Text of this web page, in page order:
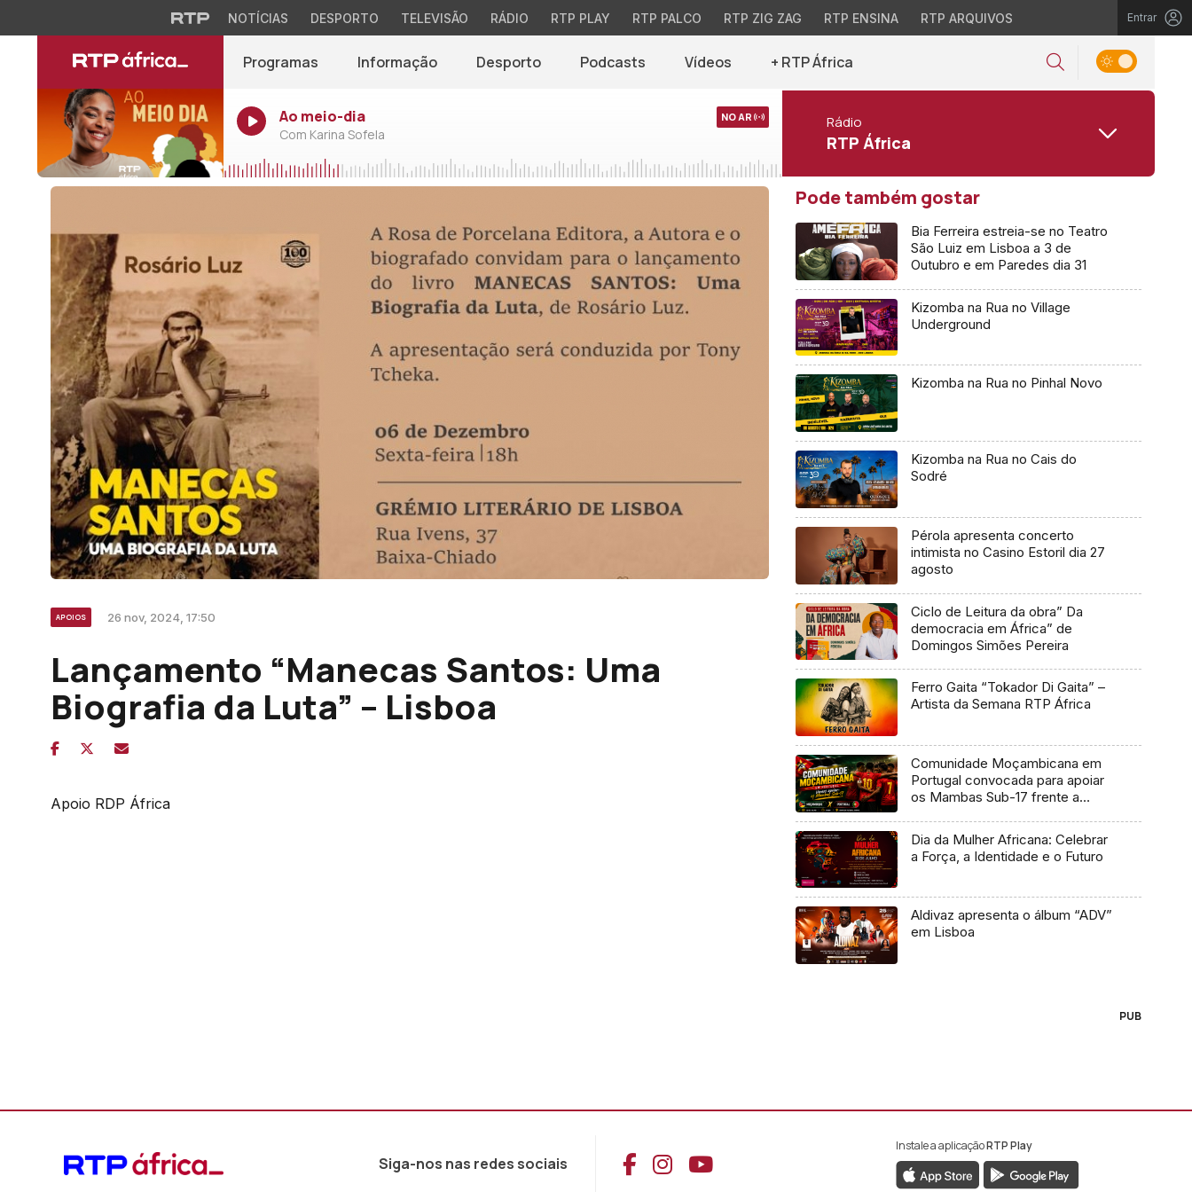
NOTÍCIAS DESPORTO TELEVISÃO RÁDIO RTP PLAY RTP PALCO RTP ZIG ZAG RTP ENSINA RTP ARQUIVOS Entrar
Programas Informação Desporto Podcasts Vídeos + RTP África
Ao meio-dia
Com Karina Sofela
NO AR Rádio
RTP África
APOIOS 26 nov, 2024, 17:50
Lançamento “Manecas Santos: Uma
Biografia da Luta” – Lisboa
Apoio RDP África
Pode também gostar
Bia Ferreira estreia-se no Teatro
São Luiz em Lisboa a 3 de
Outubro e em Paredes dia 31
Kizomba na Rua no Village
Underground
Kizomba na Rua no Pinhal Novo
Kizomba na Rua no Cais do
Sodré
Pérola apresenta concerto
intimista no Casino Estoril dia 27
agosto
Ciclo de Leitura da obra” Da
democracia em África” de
Domingos Simões Pereira
Ferro Gaita “Tokador Di Gaita” –
Artista da Semana RTP África
Comunidade Moçambicana em
Portugal convocada para apoiar
os Mambas Sub-17 frente a
Dia da Mulher Africana: Celebrar
a Força, a Identidade e o Futuro
Aldivaz apresenta o álbum “ADV”
em Lisboa
PUB
Siga-nos nas redes sociais Aceder ao Facebook da RTP África
Aceder ao Instagram da RTP África
Aceder ao YouTube da RTP África
Instale a aplicaçãoRTP Play